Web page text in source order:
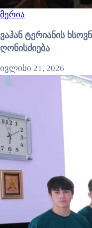
მერია
ვაჰან ტერიანის
ღონისძიება
ივლისი 21, 2026